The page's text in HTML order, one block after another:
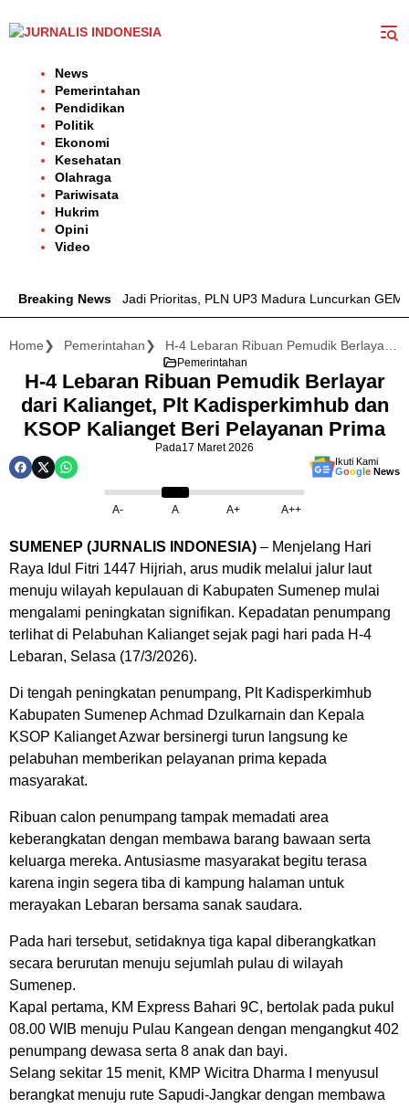
ke
News
Pemerintahan
Pendidikan
Politik
Ekonomi
Kesehatan
Olahraga
Pariwisata
Hukrim
Opini
Video
Breaking News
Listrik Jadi Prioritas, PLN UP3 Madura Luncurkan GEMPUR
Home Pemerintahan
Pemerintahan
H-4 Lebaran Ribuan Pemudik Berlayar
dari Kalianget, Plt Kadisperkimhub dan
KSOP Kalianget Beri Pelayanan Prima
Pada17 Maret 2026
Ikuti Kami
Google News
A- A A+ A++
SUMENEP (JURNALIS INDONESIA) – Menjelang Hari
Raya Idul Fitri 1447 Hijriah, arus mudik melalui jalur laut
menuju wilayah kepulauan di Kabupaten Sumenep mulai
mengalami peningkatan signifikan. Kepadatan penumpang
terlihat di Pelabuhan Kalianget sejak pagi hari pada H-4
Lebaran, Selasa (17/3/2026).
Di tengah peningkatan penumpang, Plt Kadisperkimhub
Kabupaten Sumenep Achmad Dzulkarnain dan Kepala
KSOP Kalianget Azwar bersinergi turun langsung ke
pelabuhan memberikan pelayanan prima kepada
masyarakat.
Ribuan calon penumpang tampak memadati area
keberangkatan dengan membawa barang bawaan serta
keluarga mereka. Antusiasme masyarakat begitu terasa
karena ingin segera tiba di kampung halaman untuk
merayakan Lebaran bersama sanak saudara.
Pada hari tersebut, setidaknya tiga kapal diberangkatkan
secara berurutan menuju sejumlah pulau di wilayah
Sumenep.
Kapal pertama, KM Express Bahari 9C, bertolak pada pukul
08.00 WIB menuju Pulau Kangean dengan mengangkut 402
penumpang dewasa serta 8 anak dan bayi.
Selang sekitar 15 menit, KMP Wicitra Dharma I menyusul
berangkat menuju rute Sapudi-Jangkar dengan membawa